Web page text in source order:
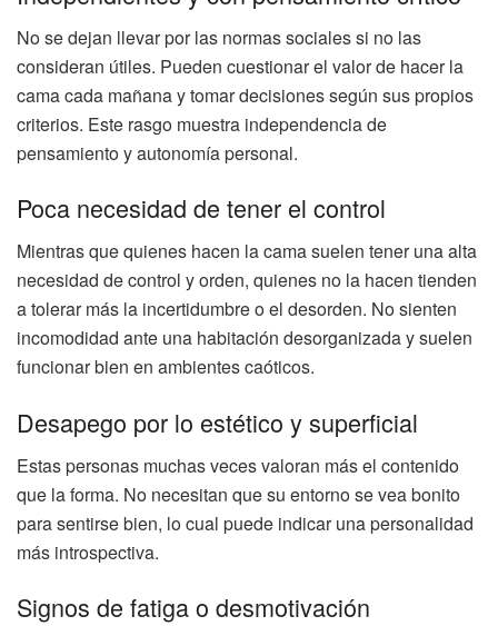
No se dejan llevar por las normas sociales si no las
consideran útiles. Pueden cuestionar el valor de hacer la
cama cada mañana y tomar decisiones según sus propios
criterios. Este rasgo muestra independencia de
pensamiento y autonomía personal.
Poca necesidad de tener el control
Mientras que quienes hacen la cama suelen tener una alta
necesidad de control y orden, quienes no la hacen tienden
a tolerar más la incertidumbre o el desorden. No sienten
incomodidad ante una habitación desorganizada y suelen
funcionar bien en ambientes caóticos.
Desapego por lo estético y superficial
Estas personas muchas veces valoran más el contenido
que la forma. No necesitan que su entorno se vea bonito
para sentirse bien, lo cual puede indicar una personalidad
más introspectiva.
Signos de fatiga o desmotivación